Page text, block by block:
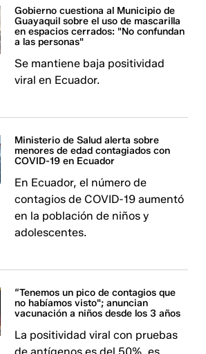
Gobierno cuestiona al Municipio de
Guayaquil sobre el uso de mascarilla
en espacios cerrados: "No confundan
a las personas"
Se mantiene baja positividad
viral en Ecuador.
Ministerio de Salud alerta sobre
menores de edad contagiados con
COVID-19 en Ecuador
En Ecuador, el número de
contagios de COVID-19 aumentó
en la población de niños y
adolescentes.
“Tenemos un pico de contagios que
no habíamos visto"; anuncian
vacunación a niños desde los 3 años
La positividad viral con pruebas